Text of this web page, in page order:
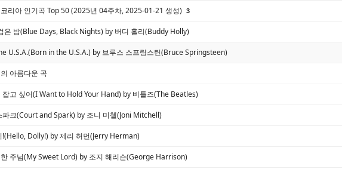
리아 인기곡 Top 50 (2025년 04주차, 2025-01-21 생성) 3
은 밤(Blue Days, Black Nights) by 버디 홀리(Buddy Holly)
U.S.A.(Born in the U.S.A.) by 브루스 스프링스틴(Bruce Springsteen)
아름다운 곡
잡고 싶어(I Want to Hold Your Hand) by 비틀즈(The Beatles)
파크(Court and Spark) by 조니 미첼(Joni Mitchell)
!(Hello, Dolly!) by 제리 허먼(Jerry Herman)
주님(My Sweet Lord) by 조지 해리슨(George Harrison)